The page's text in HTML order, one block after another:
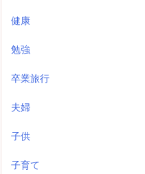
健康
勉強
卒業旅行
夫婦
子供
子育て